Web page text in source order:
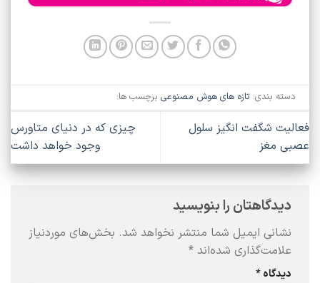
دسته بندی:تازه های هوش مصنوعی برچسب ها:
فعالیت شگفت انگیز سلول
عصبی مغز
چیزی که در دنیای متاورس
وجود خواهد داشت
دیدگاهتان را بنویسید
نشانی ایمیل شما منتشر نخواهد شد. بخش‌های موردنیاز
علامت‌گذاری شده‌اند *
دیدگاه*